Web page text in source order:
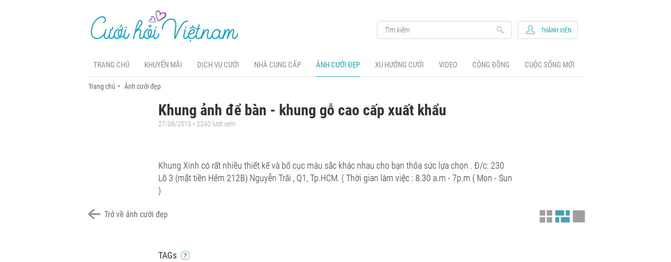
TRANG CHỦ KHUYẾN MÃI DỊCH VỤ CƯỚI NHÀ CUNG CẤP ẢNH CƯỚI ĐẸP XU HƯỚNG CƯỚI VIDEO CỘNG ĐỒNG CUỘC SỐNG MỚI
THÀNH VIÊN
Trang chủ Ảnh cưới đẹp
Khung ảnh để bàn - khung gỗ cao cấp xuất khẩu
27/08/2015 • 2240 lượt xem
Khung Xinh có rất nhiều thiết kế và bố cục màu sắc khác nhau cho bạn thỏa sức lựa chọn . Đ/c: 230
Lô 3 (mặt tiền Hẻm 212B) Nguyễn Trãi , Q1, Tp.HCM. ( Thời gian làm việc : 8.30 a.m - 7p.m ( Mon - Sun
)
Trở về ảnh cưới đẹp
TAGs